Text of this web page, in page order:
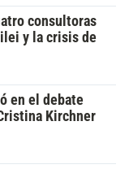
consultoras
y la crisis de
en el debate
Kirchner